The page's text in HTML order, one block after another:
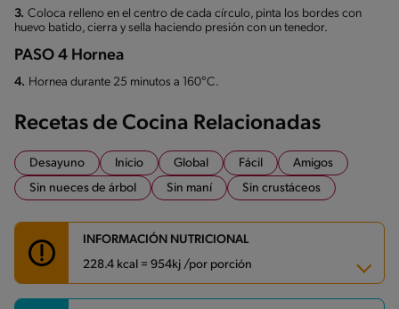
3. Coloca relleno en el centro de cada círculo, pinta los bordes con
huevo batido, cierra y sella haciendo presión con un tenedor.
PASO 4 Hornea
4. Hornea durante 25 minutos a 160°C.
Recetas de Cocina Relacionadas
Desayuno Inicio Global Fácil
Amigos
Sin nueces de árbol
Sin maní Sin crustáceos
INFORMACIÓN NUTRICIONAL
228.4 kcal = 954kj /por porción